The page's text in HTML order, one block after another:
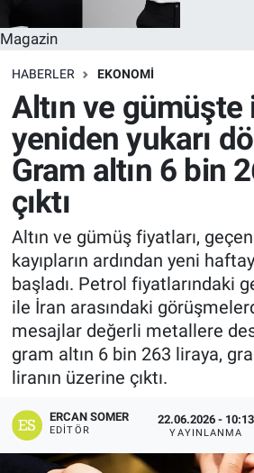
Magazin
HABERLER EKONOMI
Altın ve gümüşte
yeniden yukarı
Gram altın 6 bin
çıktı
Altın ve gümüş fiyatları,
kayıpların ardından yeni
başladı. Petrol fiyatlarındaki
ile İran arasındaki
mesajlar değerli metallere
gram altın 6 bin 263 liraya,
liranın üzerine çıktı.
ERCAN SOMER
EDITÖR
22.06.2026 - 10:13
YAYINLANMA